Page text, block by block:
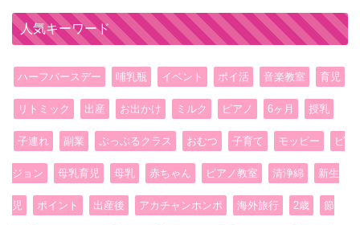
人気キーワード
ハーフバースデー 哺乳瓶 イベント ポイ活 音楽教室 育児
リトミック 出産 お出かけ ミルク ピアノ 6ヶ月 授乳
子連れ 副業 ぷっぷるクラス おむつ 子育て モッピー ピ
ジョン 母乳育児 母乳 赤ちゃん ピアノ教室 清浄綿 新生
児 ポイント 出産後 アカチャンホンポ 海外旅行 2歳 節